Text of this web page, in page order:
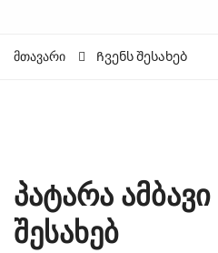
მთავარი Ჩვენს შესახებ
პატარა ამბავი
შესახებ